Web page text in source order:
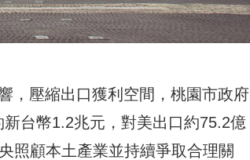
，壓縮出口獲利空間，桃園市政府
台幣1.2兆元，對美出口約75.2億
照顧本土產業並持續爭取合理關